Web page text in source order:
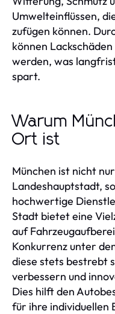
Umwelteinflüssen,
zufügen können.
können
werden, was
spart.
Warum
Ort ist
München ist nicht
Landeshauptstadt,
hochwertige
Stadt bietet eine
auf
Konkurrenz unter
diese stets bestrebt
verbessern und
Dies hilft den
für ihre individuellen